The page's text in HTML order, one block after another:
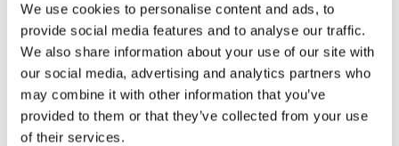
We use cookies to personalise content and ads, to
provide social media features and to analyse our traffic.
We also share information about your use of our site with
our social media, advertising and analytics partners who
may combine it with other information that you’ve
provided to them or that they’ve collected from your use
of their services.
-Kuukauden ensimmäinen lauantai on on
jaettu lauantai
Seuran jäsen voi tuoda perhesaunaan mukanaan
vieraita normaalin määrän eli 1-2 vierasta. Tämän
lisäksi jäsen voi tuoda mukanaan alaikäiset (alle
18 v.) lapsensa, joista peritäänhinnaston
mukainen maksu.